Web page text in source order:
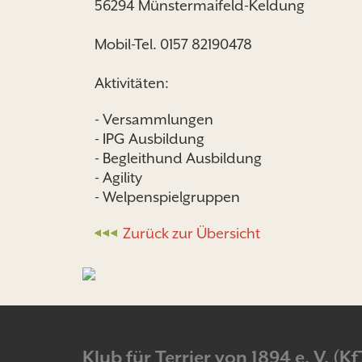
56294 Münstermaifeld-Keldung
Mobil-Tel. 0157 82190478
Aktivitäten:
- Versammlungen
- IPG Ausbildung
- Begleithund Ausbildung
- Agility
- Welpenspielgruppen
Zurück zur Übersicht
Klub für Terrier von 1894 e. V.